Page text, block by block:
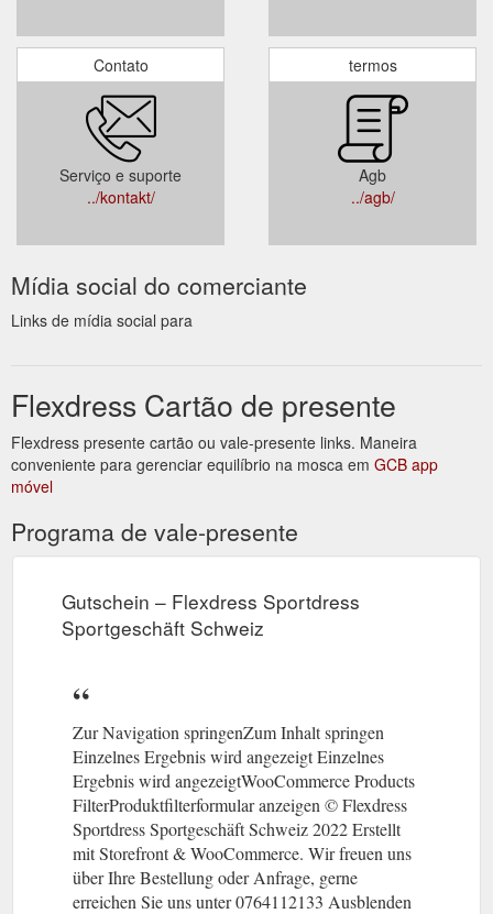
Contato
Serviço e suporte
../kontakt/
termos
Agb
../agb/
Mídia social do comerciante
Links de mídia social para
Flexdress Cartão de presente
Flexdress presente cartão ou vale-presente links. Maneira
conveniente para gerenciar equilíbrio na mosca em GCB app
móvel
Programa de vale-presente
Gutschein – Flexdress Sportdress
Sportgeschäft Schweiz
Zur Navigation springenZum Inhalt springen
Einzelnes Ergebnis wird angezeigt Einzelnes
Ergebnis wird angezeigtWooCommerce Products
FilterProduktfilterformular anzeigen © Flexdress
Sportdress Sportgeschäft Schweiz 2022 Erstellt
mit Storefront & WooCommerce. Wir freuen uns
über Ihre Bestellung oder Anfrage, gerne
erreichen Sie uns unter 0764112133 Ausblenden